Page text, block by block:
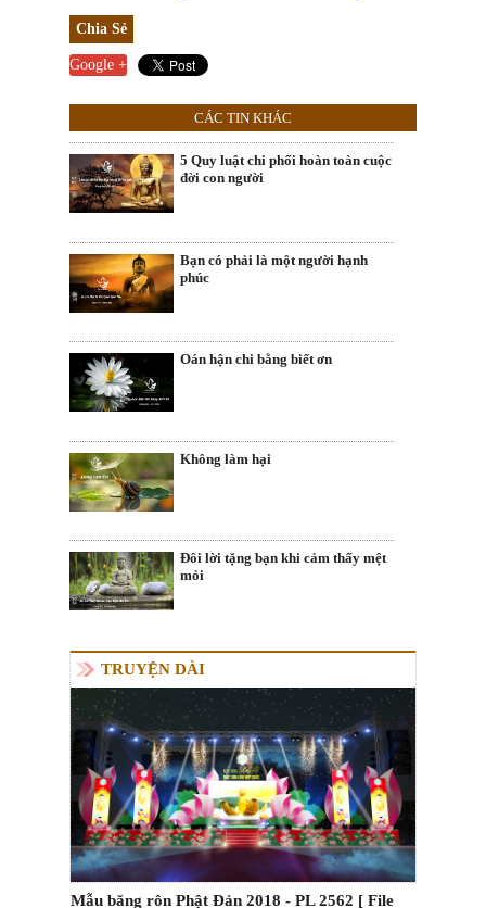
Chia Sẻ
Google +
CÁC TIN KHÁC
5 Quy luật chi phối hoàn toàn cuộc
đời con người
Bạn có phải là một người hạnh
phúc
Oán hận chi bằng biết ơn
Không làm hại
Đôi lời tặng bạn khi cảm thấy mệt
mỏi
TRUYỆN DÀI
Mẫu băng rôn Phật Đản 2018 - PL 2562 [ File